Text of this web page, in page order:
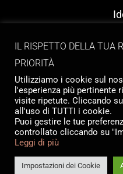
Copyright ©
IL RISPETTO DELLA TUA
PRIORITÀ
Utilizziamo i cookie sul
l'esperienza più pertinente
visite ripetute. Cliccando
all'uso di TUTTI i cookie.
Puoi gestire le tue
controllato cliccando su
Leggi di più
Impostazioni dei Cookie